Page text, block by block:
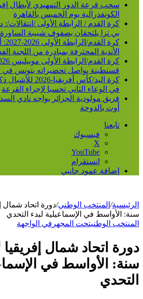
سحب قرعة الدور التمهيدي لأبطال
الكونفدرالية يوم الخميس بالقاهرة
كرة القدم / الرابطة الأولى /انتقالات/:
بي ترا يلتحقان بصفوف شبيبة الساورة
كرة
الأندية المحترفة بمبادرة من اللجنة
قسنطينة يواصل تحضيراته بتونس
كرة اليد/كأس
في الوعاء الثاني تحسبا لإجراء القرعة
أوت بالدوحة
تابعنا
فيسبوك
‫X
‫YouTube
انستقرام
إضافة عمود جانبي
الرئيسية/ المنتخب الوطني/
سنة: الأواسط في الإسماعيلية لبدء التحدي
المنتخب الوطنيتحت المجهر في الواجهة
سنة: الأواسط في
التحدي